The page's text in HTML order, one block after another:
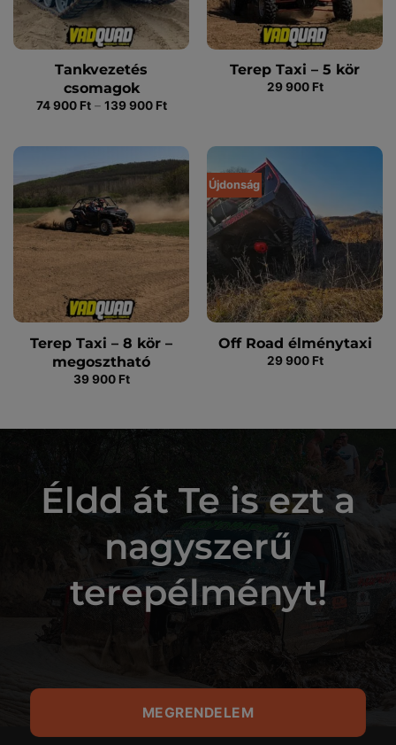
Tankvezetés
csomagok
74 900 Ft – 139 900 FtÁrtartomány:
139
900 Ft
Terep Taxi – 5 kör
29 900 Ft
Terep Taxi – 8 kör –
megosztható
39 900 Ft
Újdonság
Off Road élménytaxi
29 900 Ft
Éldd át Te is ezt a
nagyszerű
terepélményt!
MEGRENDELEM